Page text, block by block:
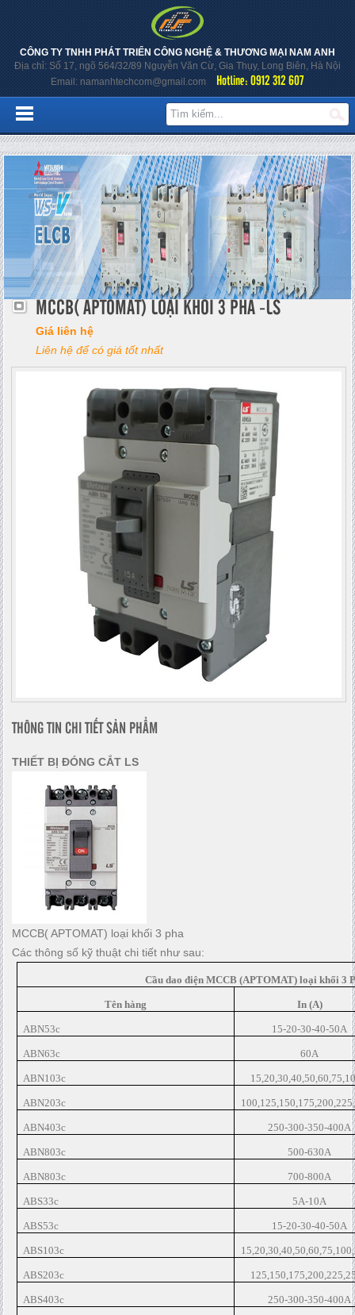
CÔNG TY TNHH PHÁT TRIỂN CÔNG NGHỆ & THƯƠNG MẠI NAM ANH
Địa chỉ: Số 17, ngõ 564/32/89 Nguyễn Văn Cừ, Gia Thụy, Long Biên, Hà Nội
Email: namanhtechcom@gmail.com
Hotline: 0912 312 607
MCCB( APTOMAT) LOẠI KHỐI 3 PHA -LS
Giá liên hệ
Liên hệ để có giá tốt nhất
THÔNG TIN CHI TIẾT SẢN PHẨM
THIẾT BỊ ĐÓNG CẮT LS
MCCB( APTOMAT) loại khối 3 pha
Các thông số kỹ thuật chi tiết như sau:
Cầu dao điện MCCB (APTOMAT) loại khối 3
Tên hàng In (A)
ABN53c 15-20-30-40-50A
ABN63c 60A
ABN103c
ABN203c
ABN403c 250-300-350-400A
ABN803c 500-630A
ABN803c 700-800A
ABS33c 5A-10A
ABS53c 15-20-30-40-50A
ABS103c
ABS203c
ABS403c 250-300-350-400A